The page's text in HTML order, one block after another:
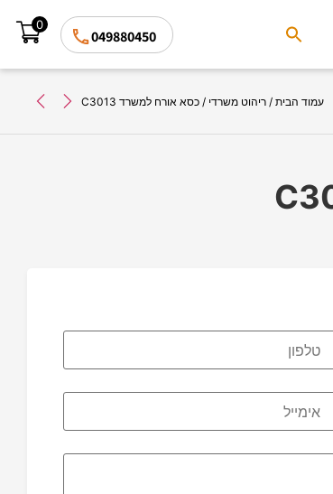
Search
for:
049880450
0
עמוד הבית / ריהוט משרדי / כסא אורח למשרד C3013